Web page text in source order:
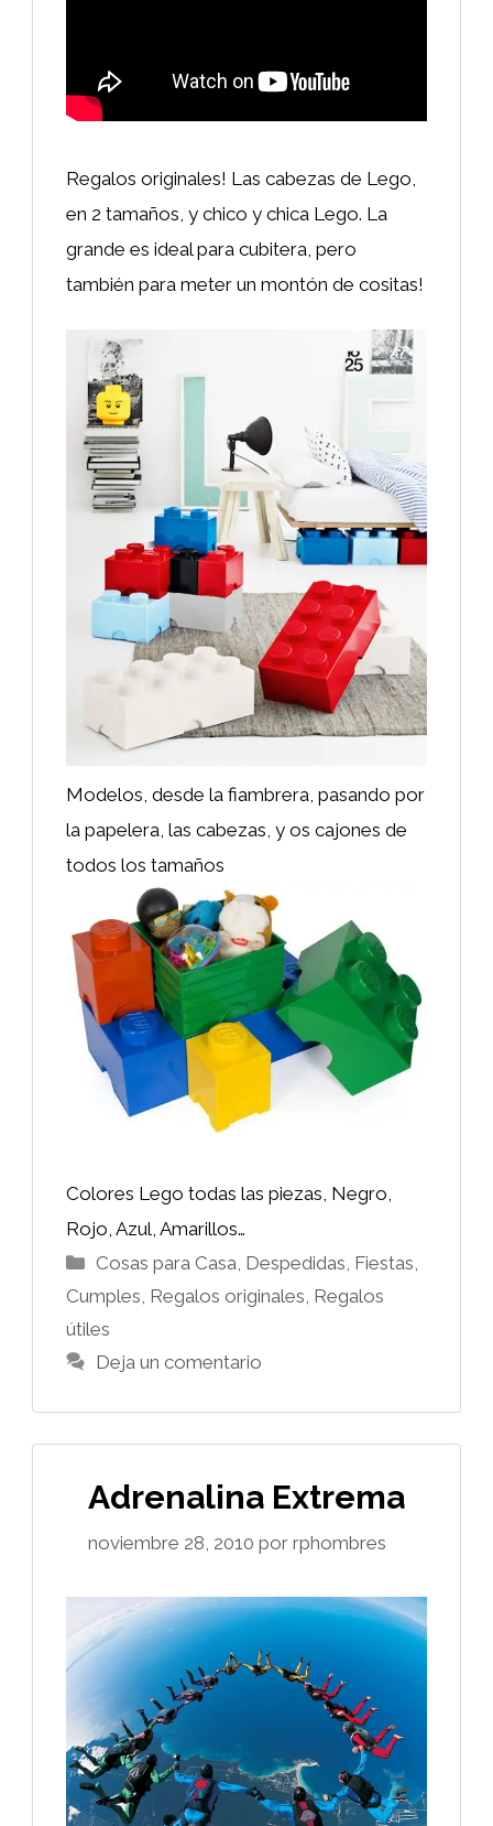
Regalos originales! Las cabezas de Lego,
en 2 tamaños, y chico y chica Lego. La
grande es ideal para cubitera, pero
también para meter un montón de cositas!
Modelos, desde la fiambrera, pasando por
la papelera, las cabezas, y os cajones de
todos los tamaños
Colores Lego todas las piezas, Negro,
Rojo, Azul, Amarillos…
Categorías
Cosas para Casa Despedidas, Fiestas,
Cumples Regalos originales Regalos
útiles
Deja un comentario
Adrenalina Extrema
noviembre 28, 2010 por rphombres